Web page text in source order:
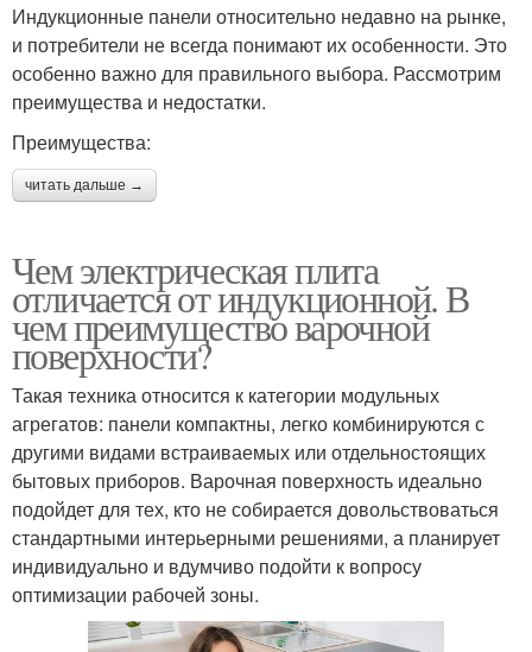
Индукционные панели относительно недавно на рынке,
и потребители не всегда понимают их особенности. Это
особенно важно для правильного выбора. Рассмотрим
преимущества и недостатки.
Преимущества:
читать дальше →
Чем электрическая плита
отличается от индукционной. В
чем преимущество варочной
поверхности?
Такая техника относится к категории модульных
агрегатов: панели компактны, легко комбинируются с
другими видами встраиваемых или отдельностоящих
бытовых приборов. Варочная поверхность идеально
подойдет для тех, кто не собирается довольствоваться
стандартными интерьерными решениями, а планирует
индивидуально и вдумчиво подойти к вопросу
оптимизации рабочей зоны.